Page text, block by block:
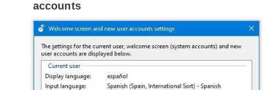
accounts